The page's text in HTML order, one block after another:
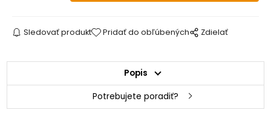
Sledovať produkt Pridať do obľúbených Zdielať
Popis
Potrebujete poradiť?